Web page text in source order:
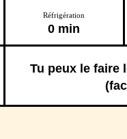
Réfrigération
0 min
Tu peux le faire